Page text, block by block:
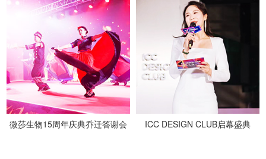
微莎生物15周年庆典乔迁答谢会 ICC DESIGN CLUB启幕盛典